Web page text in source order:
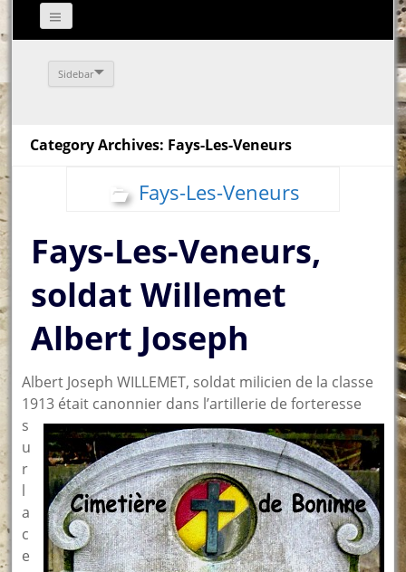
Sidebar
Category Archives: Fays-Les-Veneurs
Fays-Les-Veneurs
Fays-Les-Veneurs,
soldat Willemet
Albert Joseph
Albert Joseph WILLEMET, soldat milicien de la classe
1913 était canonnier dans l’artillerie de forteresse
s
u
r
l
a
c
e